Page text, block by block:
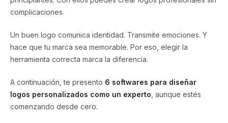
complicaciones.
Un buen logo comunica identidad. Transmite emociones. Y
hace que tu marca sea memorable. Por eso, elegir la
herramienta correcta marca la diferencia.
A continuación, te presento 6 softwares para diseñar
logos personalizados como un experto , aunque estés
comenzando desde cero.